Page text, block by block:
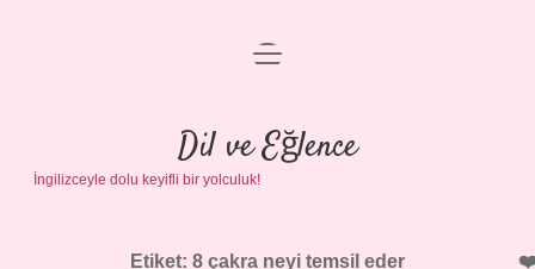
Anasayfa
Gizlilik Politikası
Yasal Uyarı
menüyü
Dil ve Eğlence
İngilizceyle dolu keyifli bir yolculuk!
Etiket: 8 çakra neyi temsil eder